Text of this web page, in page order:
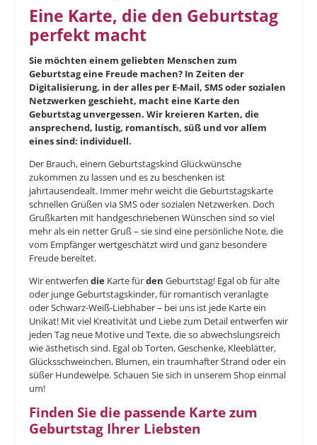
Eine Karte, die den Geburtstag
perfekt macht
Sie möchten einem geliebten Menschen zum
Geburtstag eine Freude machen? In Zeiten der
Digitalisierung, in der alles per E-Mail, SMS oder sozialen
Netzwerken geschieht, macht eine Karte den
Geburtstag unvergessen. Wir kreieren Karten, die
ansprechend, lustig, romantisch, süß und vor allem
eines sind: individuell.
Der Brauch, einem Geburtstagskind Glückwünsche
zukommen zu lassen und es zu beschenken ist
jahrtausendealt. Immer mehr weicht die Geburtstagskarte
schnellen Grüßen via SMS oder sozialen Netzwerken. Doch
Grußkarten mit handgeschriebenen Wünschen sind so viel
mehr als ein netter Gruß – sie sind eine persönliche Note, die
vom Empfänger wertgeschätzt wird und ganz besondere
Freude bereitet.
Wir entwerfen die Karte fürden Geburtstag! Egal ob für alte
oder junge Geburtstagskinder, für romantisch veranlagte
oder Schwarz-Weiß-Liebhaber – bei uns ist jede Karte ein
Unikat! Mit viel Kreativität und Liebe zum Detail entwerfen wir
jeden Tag neue Motive und Texte, die so abwechslungsreich
wie ästhetisch sind. Egal ob Torten, Geschenke, Kleeblätter,
Glücksschweinchen, Blumen, ein traumhafter Strand oder ein
süßer Hundewelpe. Schauen Sie sich in unserem Shop einmal
um!
Finden Sie die passende Karte zum
Geburtstag Ihrer Liebsten